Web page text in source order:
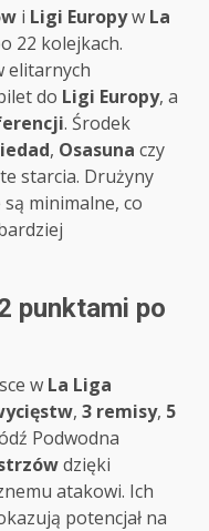
i Ligi Europyw La
22 kolejkach.
elitarnych
do Ligi Europy, a
. Środek
, Osasuna czy
starcia. Drużyny
minimalne, co
punktami po
w La Liga
, 3 remisy, 5
Podwodna
dzięki
atakowi. Ich
potencjał na